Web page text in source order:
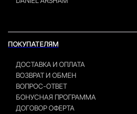
ПОКУПАТЕЛЯМ
ДОСТАВКА И ОПЛАТА
ВОЗВРАТ И ОБМЕН
ВОПРОС-ОТВЕТ
БОНУСНАЯ ПРОГРАММА
ДОГОВОР ОФЕРТА